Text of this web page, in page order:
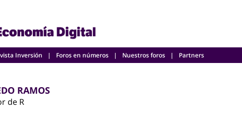
Inversión Foros en números Nuestros foros Partners
RAMOS
de R